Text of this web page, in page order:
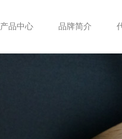
产品中心 品牌简介